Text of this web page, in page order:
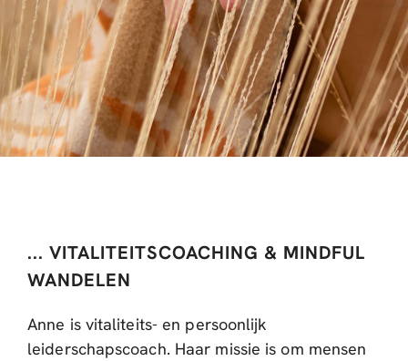
... VITALITEITSCOACHING & MINDFUL
WANDELEN
Anne is vitaliteits- en persoonlijk
leiderschapscoach. Haar missie is om mensen